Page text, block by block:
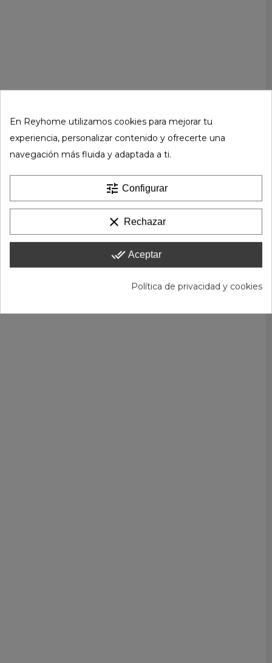
En Reyhome utilizamos cookies para mejorar tu
experiencia, personalizar contenido y ofrecerte una
navegación más fluida y adaptada a ti.
tune Configurar
clear Rechazar
done_all Aceptar
Política de privacidad y cookies